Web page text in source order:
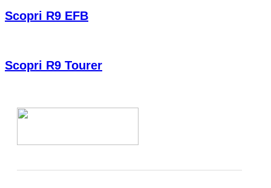
Scopri R9 EFB
Scopri R9 Tourer